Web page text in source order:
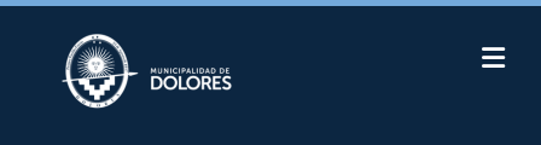
Skip